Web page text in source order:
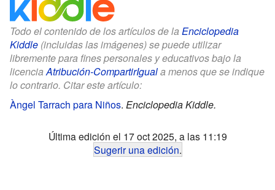
Todo el contenido de los artículos de la Enciclopedia
Kiddle (incluidas las imágenes) se puede utilizar
libremente para fines personales y educativos bajo la
licenciaAtribución-CompartirIguala menos que se indique
lo contrario. Citar este artículo:
Àngel Tarrach para Niños. Enciclopedia Kiddle.
Última edición el 17 oct 2025, a las 11:19
Sugerir una edición.